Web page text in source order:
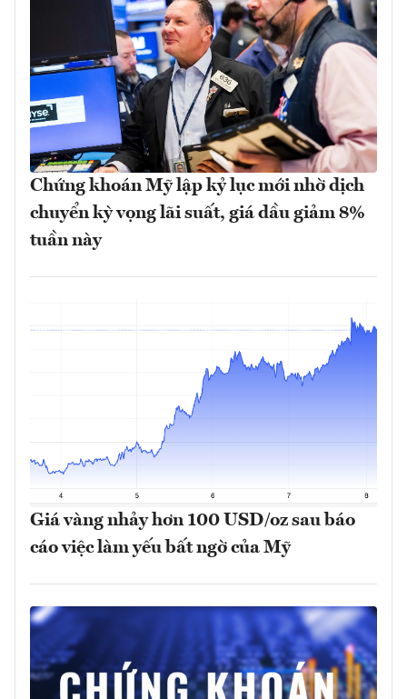
Chứng khoán Mỹ lập kỷ lục mới nhờ dịch
chuyển kỳ vọng lãi suất, giá dầu giảm 8%
tuần này
Giá vàng nhảy hơn 100 USD/oz sau báo
cáo việc làm yếu bất ngờ của Mỹ